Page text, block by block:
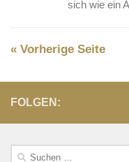
sich wie ein
« Vorherige Seite
FOLGEN: